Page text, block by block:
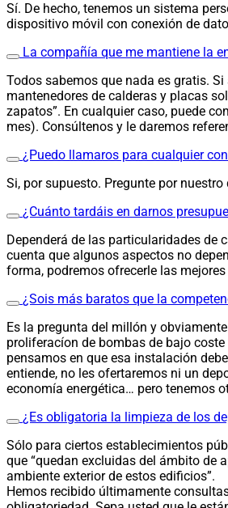
Sí. De hecho, tenemos un sistema
dispositivo móvil con conexión de
La compañía que me mantiene la
Todos sabemos que nada es gratis.
mantenedores de calderas y placas
zapatos”. En cualquier caso, puede
mes). Consúltenos y le daremos
¿Puedo llamaros para cualquier
Si, por supuesto. Pregunte por
¿Cuánto tardáis en darnos
Dependerá de las particularidades de
cuenta que algunos aspectos no
forma, podremos ofrecerle las
¿Sois más baratos que la
Es la pregunta del millón y
proliferacíon de bombas de bajo
pensamos en que esa instalación
entiende, no les ofertaremos ni un
economía energética… pero tenemos
¿Es obligatoria la limpieza de los
Sólo para ciertos establecimientos
que “quedan excluidas del ámbito de
ambiente exterior de estos edificios”.
Hemos recibido últimamente